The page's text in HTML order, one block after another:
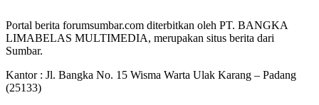
Portal berita forumsumbar.com diterbitkan oleh PT. BANGKA
LIMABELAS MULTIMEDIA, merupakan situs berita dari
Sumbar.
Kantor : Jl. Bangka No. 15 Wisma Warta Ulak Karang – Padang
(25133)